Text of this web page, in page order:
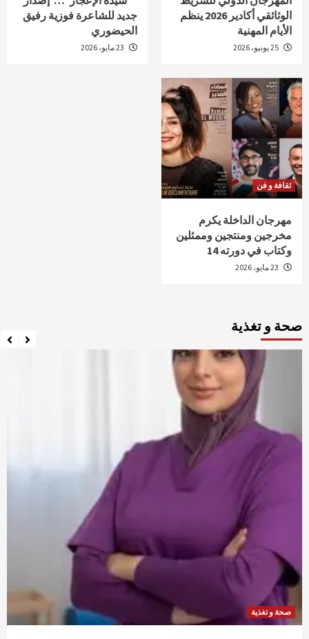
الوثائقي أكادير 2026 ينظم
الأيام المهنية
جديد للشاعرة فوزية رفيق
الحيضوري
ثقافة و فن
مهرجان الداخلة يكرم
مخرجين ومنتجين وممثلين
وكتاب في دورته 14
صحة و تغذية
صحة و تغذية